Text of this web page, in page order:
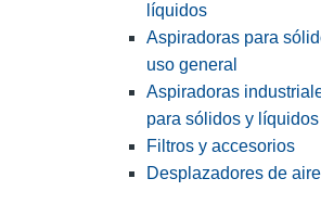
líquidos
Aspiradoras para
uso general
Aspiradoras
para sólidos y líquidos
Filtros y accesorios
Desplazadores de aire